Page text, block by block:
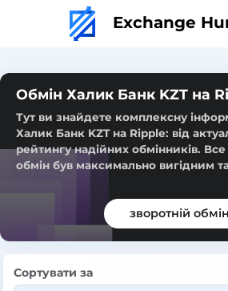
Exchange
Обмін Халик Банк KZT на
Тут ви знайдете комплексну
Халик Банк KZT на Ripple: від
рейтингу надійних обмінників.
обмін був максимально вигідним
зворотній обмін
Сортувати за